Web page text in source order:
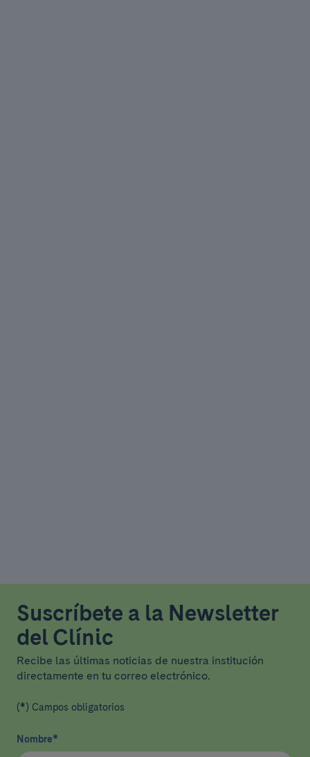
Suscríbete a la Newsletter
del Clínic
Recibe las últimas noticias de nuestra institución
directamente en tu correo electrónico.
(*) Campos obligatorios
Nombre*